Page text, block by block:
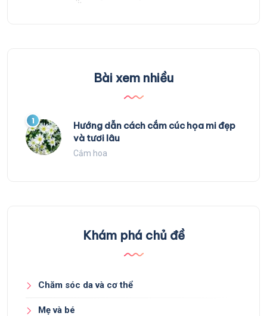
Bài xem nhiều
1
Hướng dẫn cách cắm cúc họa mi đẹp
và tươi lâu
Cắm hoa
Khám phá chủ đề
Chăm sóc da và cơ thể
Mẹ và bé